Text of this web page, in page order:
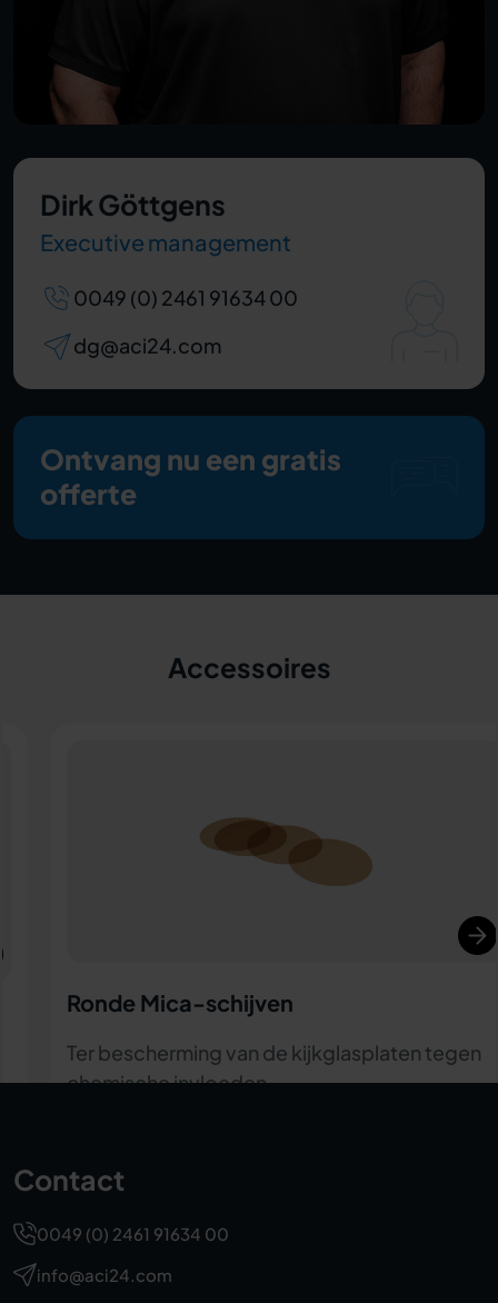
Dirk Göttgens
Executive management
0049 (0) 2461 91634 00
dg@aci24.com
Ontvang nu een gratis
offerte
Accessoires
Voor handmatige reiniging van de kijkglasplaat
Contact
0049 (0) 2461 91634 00
info@aci24.com